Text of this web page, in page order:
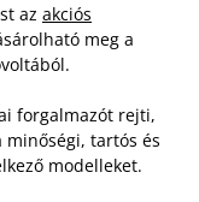
az akciós
meg a
forgalmazót rejti,
tartós és
modelleket.